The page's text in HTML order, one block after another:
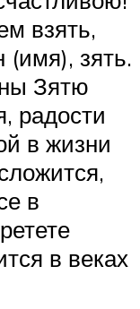
взять,
зять.
Зятю
радости
в жизни
в
в веках